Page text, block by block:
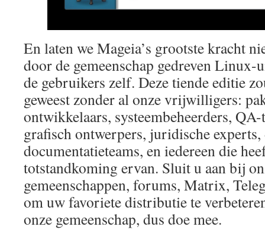
En laten we Mageia’s grootste kracht
door de gemeenschap gedreven Linux-
de gebruikers zelf. Deze tiende editie
geweest zonder al onze vrijwilligers:
ontwikkelaars, systeembeheerders,
grafisch ontwerpers, juridische
documentatieteams, en iedereen die
totstandkoming ervan. Sluit u aan bij
gemeenschappen, forums, Matrix,
om uw favoriete distributie te
onze gemeenschap, dus doe mee.